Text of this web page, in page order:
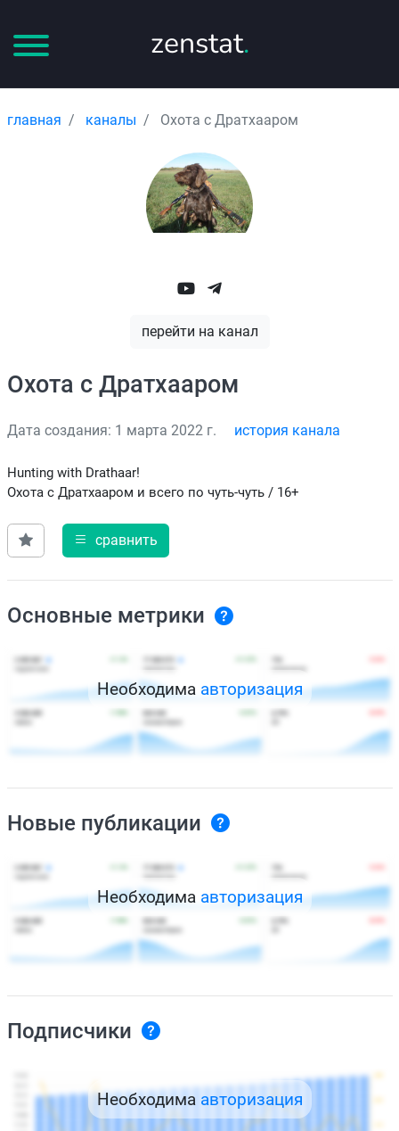
zenstat.
главная каналы Охота с Дратхааром
перейти на канал
Охота с Дратхааром
Дата создания: 1 марта 2022 г. история канала
Hunting with Drathaar!
Охота с Дратхааром и всего по чуть-чуть / 16+
сравнить
Основные метрики
Необходима авторизация
Новые публикации
Необходима авторизация
Подписчики
Необходима авторизация